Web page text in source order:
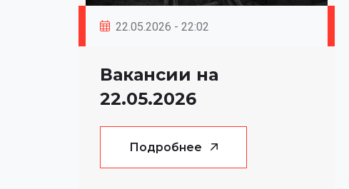
22.05.2026 - 22:02
Вакансии на
22.05.2026
Подробнее